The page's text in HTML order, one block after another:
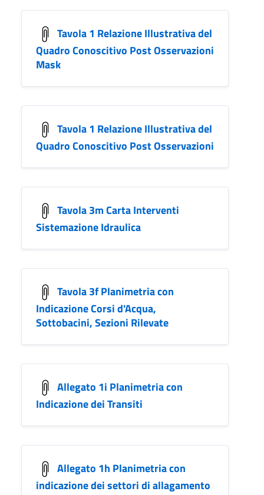
Tavola 1 Relazione Illustrativa del
Quadro Conoscitivo Post Osservazioni
Mask
Tavola 1 Relazione Illustrativa del
Quadro Conoscitivo Post Osservazioni
Tavola 3m Carta Interventi
Sistemazione Idraulica
Tavola 3f Planimetria con
Indicazione Corsi d'Acqua,
Sottobacini, Sezioni Rilevate
Allegato 1i Planimetria con
Indicazione dei Transiti
Allegato 1h Planimetria con
indicazione dei settori di allagamento